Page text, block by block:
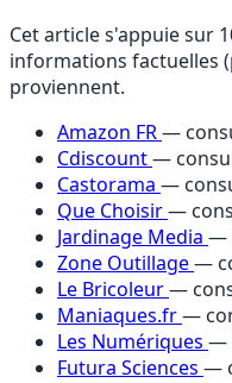
Cet article s'appuie sur
informations factuelles
proviennent.
Amazon FR—
Cdiscount—
Castorama —
Que Choisir—
Jardinage Media —
Zone Outillage—
Le Bricoleur—
Maniaques.fr—
Les Numériques —
Futura Sciences —